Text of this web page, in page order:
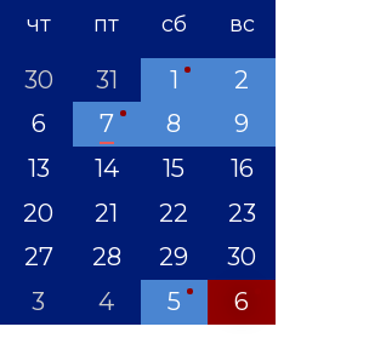
8 10 12
'26 '27 '28 '29 '31
чт пт сб вс
30 31 1
2
6 7 8
9
13 14 15
16
20 21 22
23
27 28 29
30
3 4 5 6